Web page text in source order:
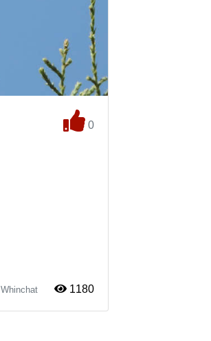
0
Whinchat 1180